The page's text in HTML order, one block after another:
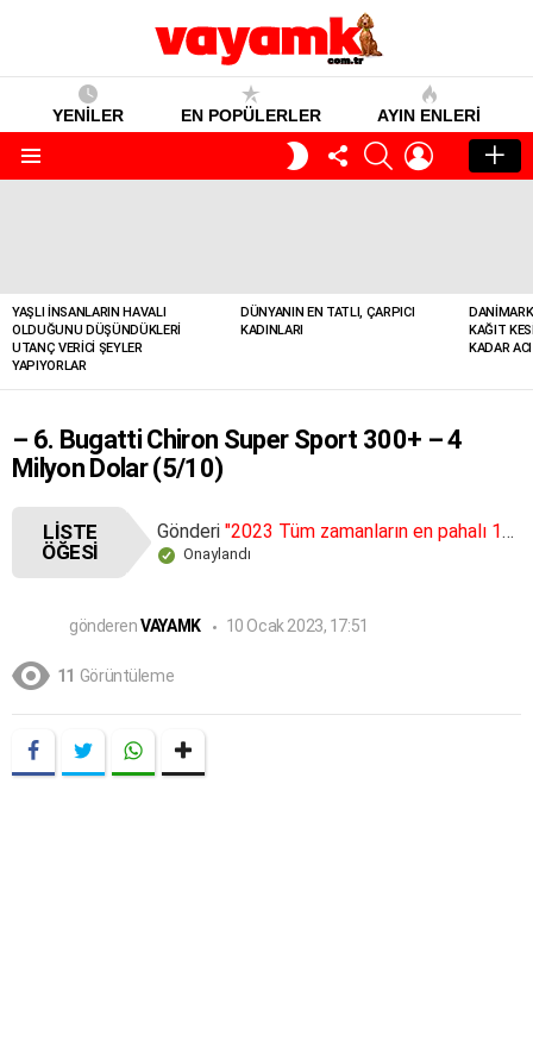
YENİLER EN POPÜLERLER AYIN ENLERI
GECE
MODU
TAKIP
ET
SEARCHGIRIŞ
YAŞLI İNSANLARIN HAVALI
OLDUĞUNU DÜŞÜNDÜKLERI
UTANÇ VERICI ŞEYLER
YAPIYORLAR
DÜNYANIN EN TATLI, ÇARPICI
KADINLARI
KAĞIT
KADAR
– 6. Bugatti Chiron Super Sport 300+ – 4
Milyon Dolar (5/10)
LISTE
ÖĞESI
Gönderi"2023 Tüm zamanların en pahalı 10 arabası: Fiyatları ateş pahası"
Onaylandı
gönderen VAYAMK 10 Ocak 2023, 17:51
11 Görüntüleme